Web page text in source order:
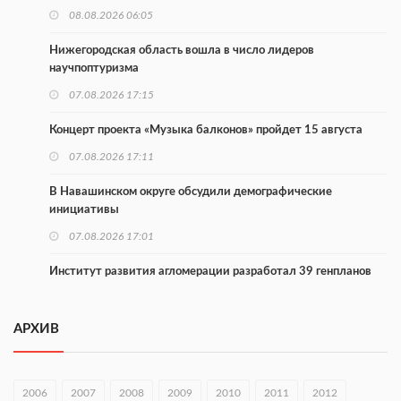
08.08.2026 06:05
Нижегородская область вошла в число лидеров
научпоптуризма
07.08.2026 17:15
Концерт проекта «Музыка балконов» пройдет 15 августа
07.08.2026 17:11
В Навашинском округе обсудили демографические
инициативы
07.08.2026 17:01
Институт развития агломерации разработал 39 генпланов
С 8 августа изменят схему движения на въезде в Нижний
Новгород
АРХИВ
2006 2007 2008 2009 2010 2011 2012